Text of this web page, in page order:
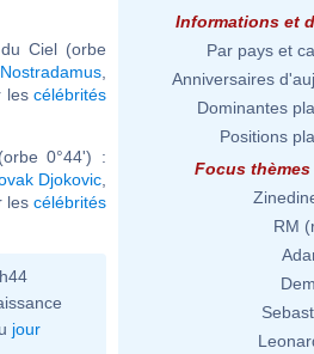
Ciel (orbe
Nostradamus
lescélébrités
0°44') :
Djokovic
lescélébrités
jour
Informations et
Par pays et
Anniversaires
Dominantes
Positions
Focus
RM